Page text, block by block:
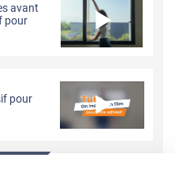
avant
pour
pour